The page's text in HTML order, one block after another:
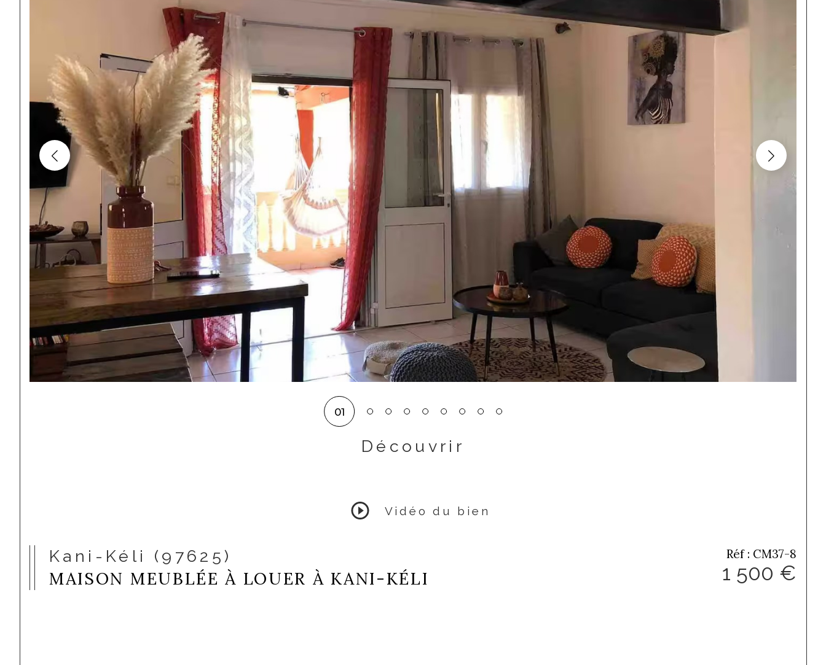
01
Découvrir
Vidéo du bien
Kani-Kéli (97625)
MAISON MEUBLÉE À LOUER À KANI-KÉLI
Réf : CM37-8
1 500 €